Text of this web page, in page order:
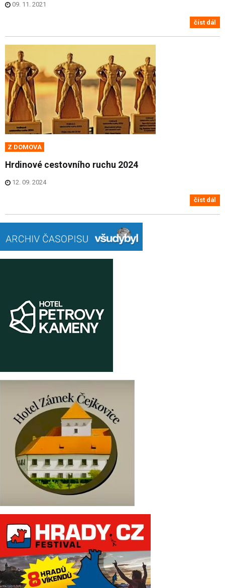
09. 11. 2021
číst dál
Z DOMOVA
Hrdinové cestovního ruchu 2024
12. 09. 2024
číst dál